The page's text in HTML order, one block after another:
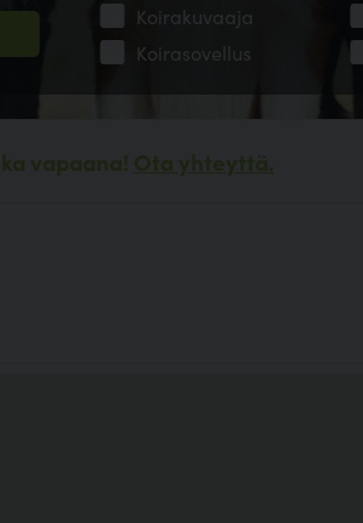
Koirakuvaaja
Koirasovellus
vapaana! Ota yhteyttä.